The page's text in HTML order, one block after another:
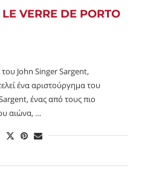
VERRE DE PORTO
John Singer Sargent,
ένα αριστούργημα του
ένας από τους πιο
αιώνα, …